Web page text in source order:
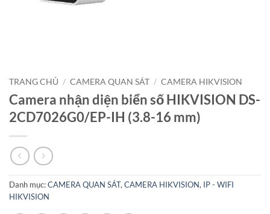
TRANG CHỦ / CAMERA QUAN SÁT / CAMERA HIKVISION
Camera nhận diện biển số HIKVISION DS-
2CD7026G0/EP-IH (3.8-16 mm)
Danh mục:CAMERA QUAN SÁT,CAMERA HIKVISION, IP - WIFI
HIKVISION